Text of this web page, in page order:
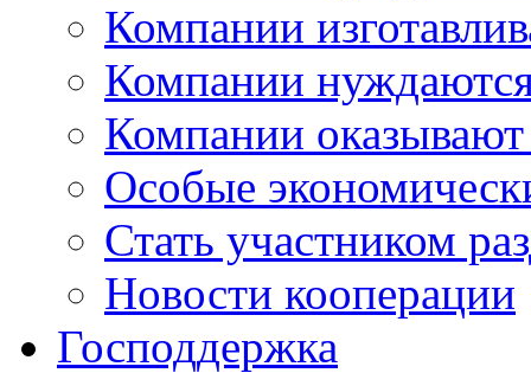
Компании
Компании
Компании оказывают
Особые
Стать участником
Новости кооперации
Господдержка